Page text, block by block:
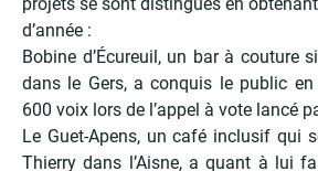
d’année :
Bobine d’Écureuil, un bar à couture
dans le Gers, a conquis le public
600 voix lors de l’appel à vote lancé
Le Guet-Apens, un café inclusif qui
Thierry dans l’Aisne, a quant à lui